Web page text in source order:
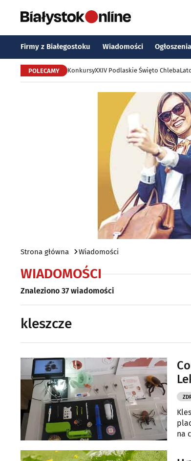
Firmy z Białegostoku Wiadomości Ogłoszenia
POLECAMY KonkursyXXIV Podlaskie Święto Chleba
Strona główna Wiadomości
WIADOMOŚCI
Znaleziono 37 wiadomości
kleszcze
na